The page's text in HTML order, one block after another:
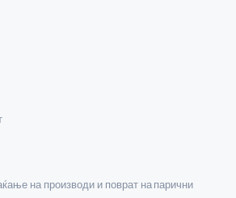
на производи и поврат на парични